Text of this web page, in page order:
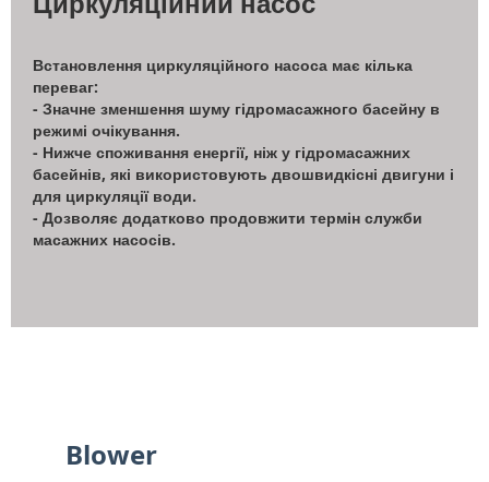
Встановлення циркуляційного насоса має кілька
переваг:
- Значне зменшення шуму гідромасажного басейну в
режимі очікування.
- Нижче споживання енергії, ніж у гідромасажних
басейнів, які використовують двошвидкісні двигуни і
для циркуляції води.
- Дозволяє додатково продовжити термін служби
масажних насосів.
Blower